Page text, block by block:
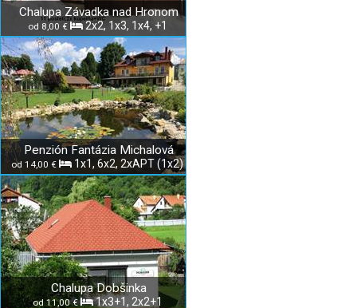
Chalupa Závadka nad Hronom
od 8,00 € 2x2, 1x3, 1x4, +1
Penzión Fantázia Michalová
od 14,00 € 1x1, 6x2, 2xAPT (1x2)
Chalupa Dobšinka
od 11,00 € 1x3+1, 2x2+1